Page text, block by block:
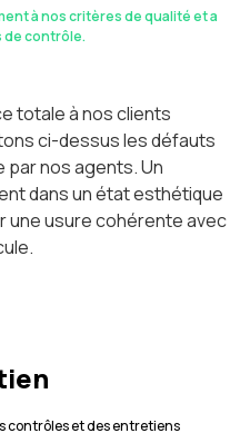
à nos critères de qualité et a
de contrôle.
totale à nos clients
ci-dessus les défauts
nos agents. Un
dans un état esthétique
une usure cohérente avec
contrôles et des entretiens